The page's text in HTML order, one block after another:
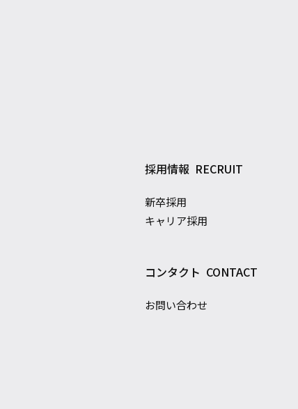
採用情報 RECRUIT
新卒採用
キャリア採用
コンタクト CONTACT
お問い合わせ